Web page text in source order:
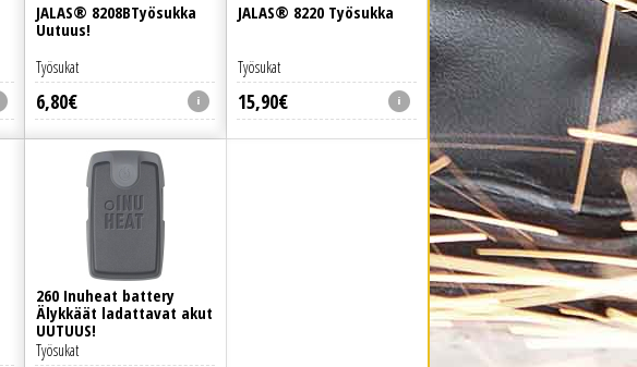
JALAS® 8208BTyösukka
Uutuus!
6,80€
Työsukat
JALAS® 8220 Työsukka
15,90€
Työsukat
260 Inuheat battery
Älykkäät ladattavat akut
UUTUUS!
Työsukat